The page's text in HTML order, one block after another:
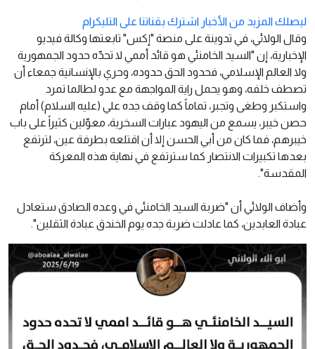
ليصلك المزيد من الأخبار اشترك بقناتنا على التليكرام
وقال الولائي، في تدوينة على منصة "إكس" تابعتها وكالة فيديو
الإخبارية، إن "السيد الخامنئي هو قائد أممي لا تحدّه حدود الجمهورية
ولا العالم الإسلامي، فحدود الحق حدوده، وحري بالإنسانية جمعاء أن
تصطف خلفه، وهو يحمل راية المواجهة مع عدو لطالما تمرد
واستكبر وطغى وتجبر، تماماً كما وقف جده علي (عليه السلام) أمام
حصن خيبر، يسمع من اليهود عبارات السخرية، معوّلين كثيراً على باب
خيبرهم، فما كان من أبي الحسن إلا أن اقتلعه بطرفة عين، لترتفع
بعدها تكبيرات الانتصار كما سترتفع في نهاية هذه المعركة
المقدسة".
وأضاف الولائي أن "ضربة السيد الخامنئي في وعده الصادق ستعادل
عبادة العابدين، كما عادلت ضربة جده يوم الخندق عبادة الثقلين".